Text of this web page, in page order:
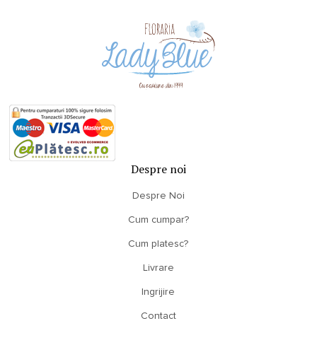
Despre noi
Despre Noi
Cum cumpar?
Cum platesc?
Livrare
Ingrijire
Contact